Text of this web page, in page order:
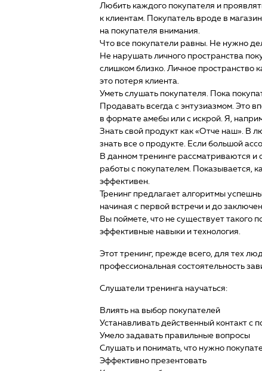
Любить каждого покупателя и
к клиентам. Покупатель вроде в
на покупателя внимания.
Что все покупатели равны. Не нужно
Не нарушать личного пространства
слишком близко. Личное пространство
это потеря клиента.
Уметь слушать покупателя. Пока
Продавать всегда с энтузиазмом. Это
в формате амебы или с искрой. Я,
Знать свой продукт как «Отче наш». В
знать все о продукте. Если большой
В данном тренинге рассматриваются
работы с покупателем. Показывается,
эффективен.
Тренинг предлагает алгоритмы
начиная с первой встречи и до
Вы поймете, что не существует такого
эффективные навыки и технология.
Этот тренинг, прежде всего, для тех
профессиональная состоятельность
Слушатели тренинга научаться:
Влиять на выбор покупателей
Устанавливать действенный контакт с
Умело задавать правильные вопросы
Слушать и понимать, что нужно
Эффективно презентовать